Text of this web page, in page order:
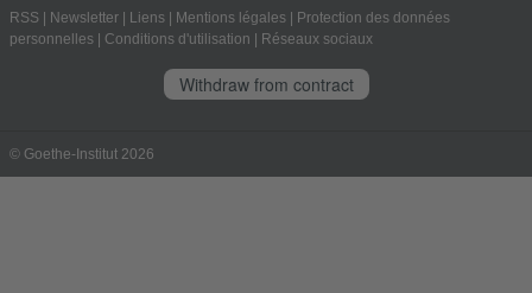
RSS | Newsletter | Liens | Mentions légales | Protection des données
personnelles | Conditions d'utilisation | Réseaux sociaux
Withdraw from contract
© Goethe-Institut 2026